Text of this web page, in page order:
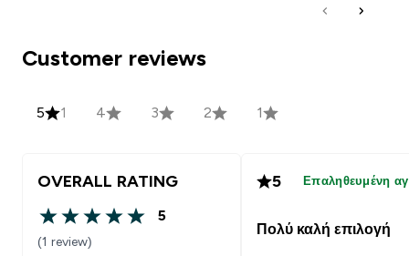
Customer reviews
5 1 4 3 2 1
OVERALL RATING
5 out of 5 stars
5
(1 review)
5 Επαληθευμένη
Πολύ καλή επιλογή